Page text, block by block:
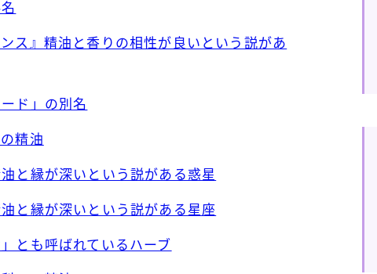
ス』精油と香りの相性が良いという説があ
ド」の別名
精油
と縁が深いという説がある惑星
と縁が深いという説がある星座
とも呼ばれているハーブ